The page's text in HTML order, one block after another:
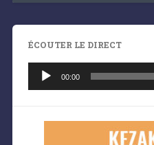
ÉCOUTER LE DIRECT
audio
00:00